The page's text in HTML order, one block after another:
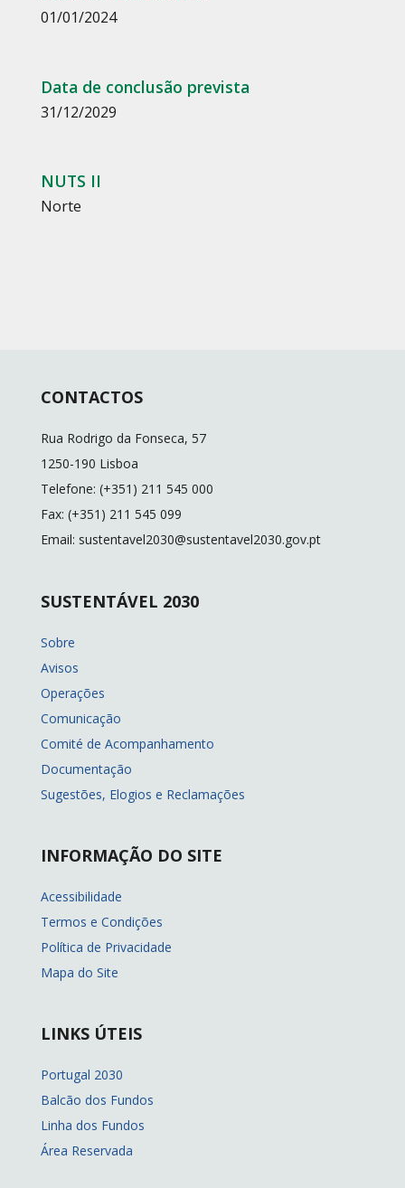
01/01/2024
Data de conclusão prevista
31/12/2029
NUTS II
Norte
CONTACTOS
Rua Rodrigo da Fonseca, 57
1250-190 Lisboa
Telefone: (+351) 211 545 000
Fax: (+351) 211 545 099
Email: sustentavel2030@sustentavel2030.gov.pt
SUSTENTÁVEL 2030
Sobre
Avisos
Operações
Comunicação
Comité de Acompanhamento
Documentação
Sugestões, Elogios e Reclamações
INFORMAÇÃO DO SITE
Acessibilidade
Termos e Condições
Política de Privacidade
Mapa do Site
LINKS ÚTEIS
Portugal 2030
Balcão dos Fundos
Linha dos Fundos
Área Reservada